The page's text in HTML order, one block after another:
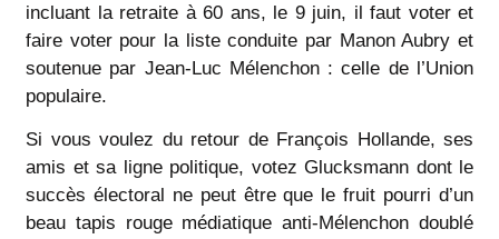
incluant la retraite à 60 ans, le 9 juin, il faut voter et
faire voter pour la liste conduite par Manon Aubry et
soutenue par Jean-Luc Mélenchon : celle de l’Union
populaire.
Si vous voulez du retour de François Hollande, ses
amis et sa ligne politique, votez Glucksmann dont le
succès électoral ne peut être que le fruit pourri d’un
beau tapis rouge médiatique anti-Mélenchon doublé